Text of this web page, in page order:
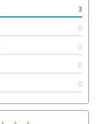
3
0
0
0
0